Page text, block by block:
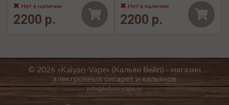
Нет в наличии
2200 р.
Нет в наличии
2200 р.
© 2026 «Kalyan-Vape» (Кальян Вейп) - магазин
электронных сигарет и кальянов
info@kalyan-vape.ru